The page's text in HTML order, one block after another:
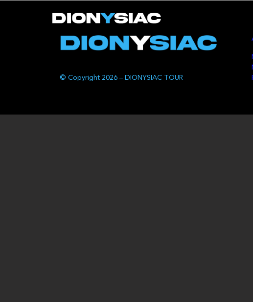
© Copyright 2026 – DIONYSIAC TOUR